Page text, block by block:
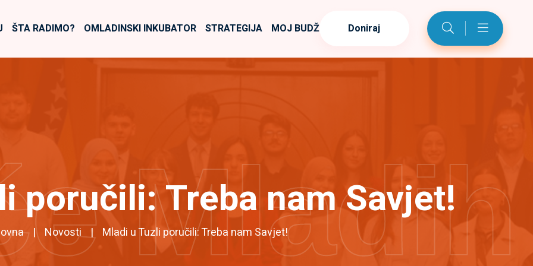
ŠTA RADIMO? OMLADINSKI INKUBATOR STRATEGIJA MOJ BUDŽET Doniraj
poručili: Treba nam Savjet!
Novosti Mladi u Tuzli poručili: Treba nam Savjet!
Mladih